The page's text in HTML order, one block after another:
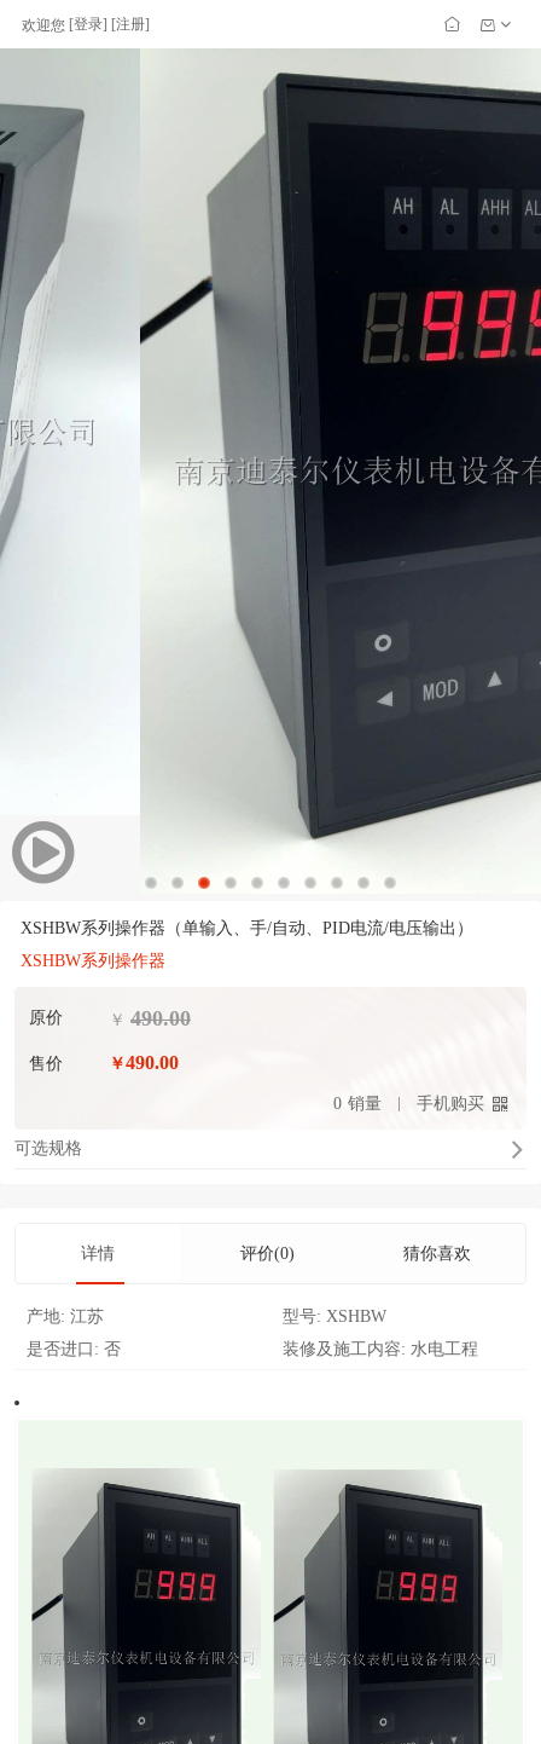
欢迎您 [登录] [注册]
XSHBW系列操作器（单输入、手/自动、PID电流/电压输出）
XSHBW系列操作器
原价 ￥ 490.00
售价 ￥490.00
0 销量 手机购买
可选规格
详情 评价(0) 猜你喜欢
产地: 江苏 型号: XSHBW
是否进口: 否 装修及施工内容: 水电工程